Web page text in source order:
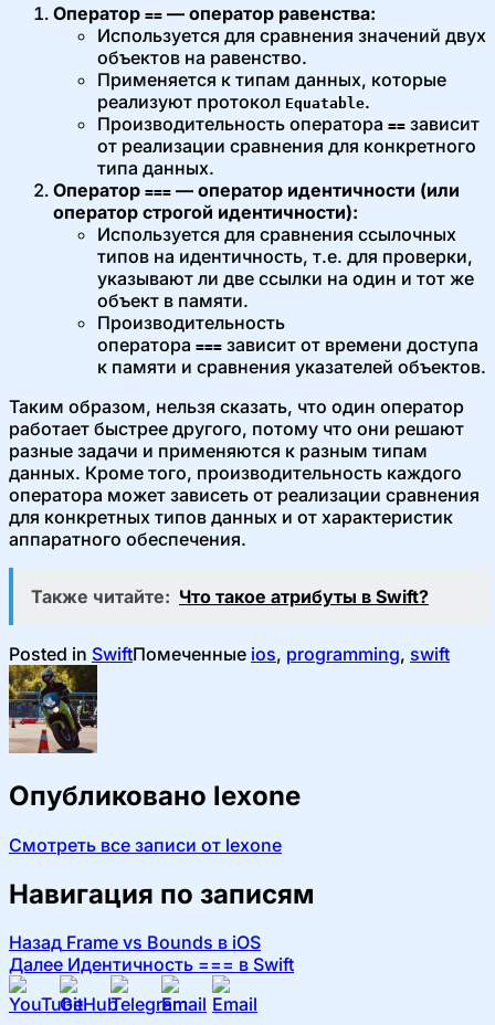
Оператор == — оператор равенства:
Используется для сравнения значений двух
объектов на равенство.
Применяется к типам данных, которые
реализуют протокол Equatable.
Производительность оператора == зависит
от реализации сравнения для конкретного
типа данных.
Оператор === — оператор идентичности (или
оператор строгой идентичности):
Используется для сравнения ссылочных
типов на идентичность, т.е. для проверки,
указывают ли две ссылки на один и тот же
объект в памяти.
Производительность
оператора === зависит от времени доступа
к памяти и сравнения указателей объектов.
Таким образом, нельзя сказать, что один оператор
работает быстрее другого, потому что они решают
разные задачи и применяются к разным типам
данных. Кроме того, производительность каждого
оператора может зависеть от реализации сравнения
для конкретных типов данных и от характеристик
аппаратного обеспечения.
Также читайте: Что такое атрибуты в Swift?
Posted in SwiftПомеченные ios, programming, swift
Опубликовано lexone
Смотреть все записи от lexone
Навигация по записям
Назад Frame vs Bounds в iOS
Далее Идентичность === в Swift